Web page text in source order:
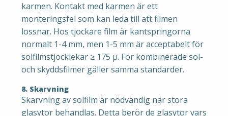
karmen. Kontakt med karmen är ett
monteringsfel som kan leda till att filmen
lossnar. Hos tjockare film är kantspringorna
normalt 1-4 mm, men 1-5 mm är acceptabelt för
solfilmstjocklekar ≥ 175 μ. För kombinerade sol-
och skyddsfilmer gäller samma standarder.
8. Skarvning
Skarvning av solfilm är nödvändig när stora
glasytor behandlas. Detta berör de glasytor vars